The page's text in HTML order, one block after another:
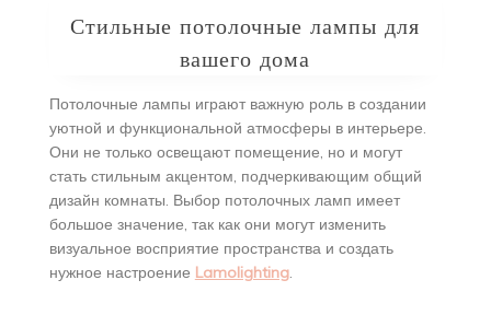
Стильные потолочные лампы для
вашего дома
Потолочные лампы играют важную роль в создании
уютной и функциональной атмосферы в интерьере.
Они не только освещают помещение, но и могут
стать стильным акцентом, подчеркивающим общий
дизайн комнаты. Выбор потолочных ламп имеет
большое значение, так как они могут изменить
визуальное восприятие пространства и создать
нужное настроение Lamolighting.